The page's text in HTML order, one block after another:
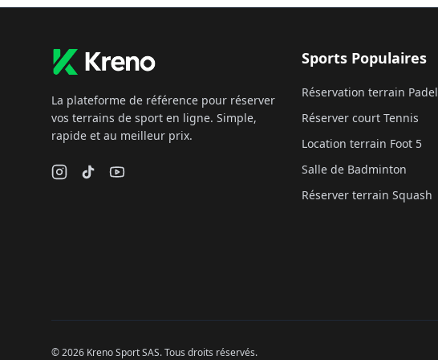
La plateforme de référence pour réserver
vos terrains de sport en ligne. Simple,
rapide et au meilleur prix.
Sports Populaires
Réservation terrain Padel
Réserver court Tennis
Location terrain Foot 5
Salle de Badminton
Réserver terrain Squash
©2026 Kreno Sport SAS. Tous droits réservés.